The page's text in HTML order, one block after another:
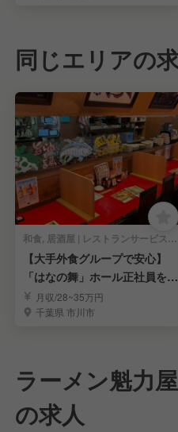
同じエリアの
和食, 居酒屋 | レストランサービス・ホールスタッフ
【大手外食グループで安心】
「はなの舞」ホール正社員を募
集 月収/28~35万円
千葉県 市川市
ラーメン魁力
の求人